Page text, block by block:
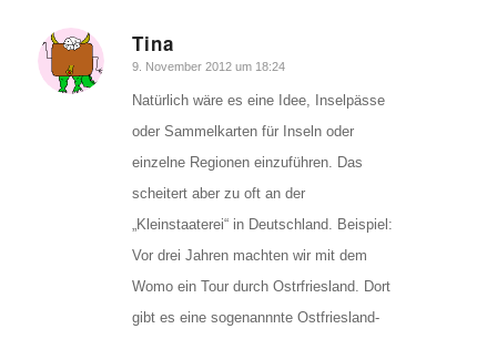
Tina
sagte:
9. November 2012 um 18:24
Natürlich wäre es eine Idee, Inselpässe
oder Sammelkarten für Inseln oder
einzelne Regionen einzuführen. Das
scheitert aber zu oft an der
„Kleinstaaterei“ in Deutschland. Beispiel:
Vor drei Jahren machten wir mit dem
Womo ein Tour durch Ostrfriesland. Dort
gibt es eine sogenannnte Ostfriesland-